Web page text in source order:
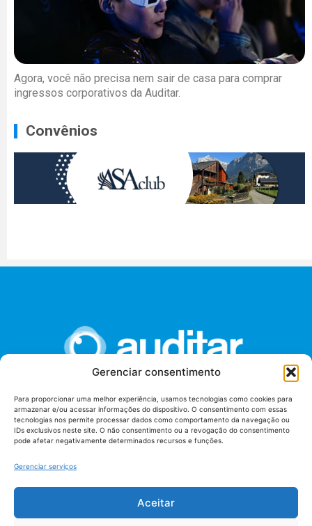
Gerenciar consentimento
Para proporcionar uma melhor experiência, usamos tecnologias como cookies para
armazenar e/ou acessar informações do dispositivo. O consentimento com essas
tecnologias nos permite processar dados como comportamento da navegação ou
IDs exclusivos neste site. O não consentimento ou a revogação do consentimento
pode afetar negativamente determinados recursos e funções.
Gerenciar serviços
Aceitar
Agora, você não precisa nem sair de casa para comprar
ingressos corporativos da Auditar.
Convênios
União dos Auditores Federais de Controle Externo -
AUDITAR
Setor de Administração Federal Sul (SAF/Sul), Qd. 04, Lt. 01
Tribunal de Contas da União (TCU), Subsolo, Sala S04
Termos de uso